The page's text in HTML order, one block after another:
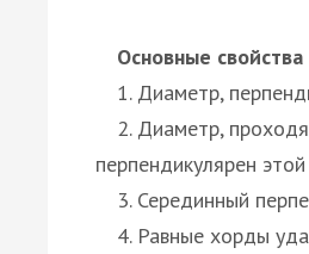
Основные
1. Диаметр,
2. Диаметр,
перпендикулярен
3. Серединный
4. Равные хорды